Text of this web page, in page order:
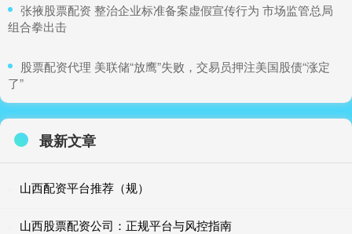
​张掖股票配资 整治企业标准备案虚假宣传行为 市场监管总局
组合拳出击
​股票配资代理 美联储“放鹰”失败，交易员押注美国股债“涨定
了”
最新文章
山西配资平台推荐（规）
山西股票配资公司：正规平台与风控指南